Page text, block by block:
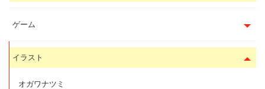
ゲーム
イラスト
オガワナツミ